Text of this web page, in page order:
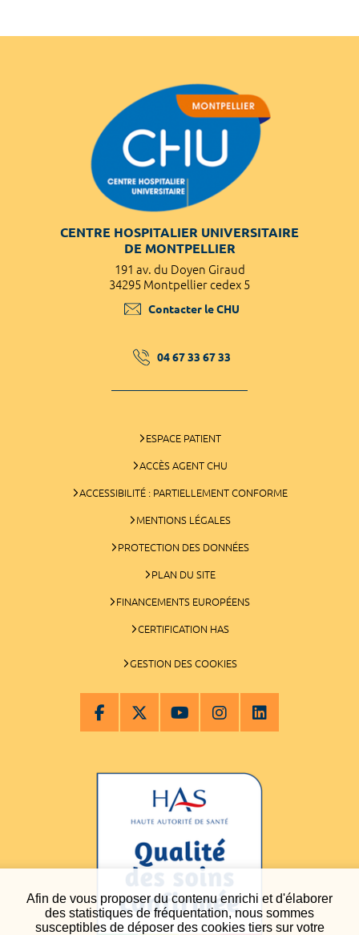
Afin de vous proposer du contenu enrichi et d'élaborer
des statistiques de fréquentation, nous sommes
susceptibles de déposer des cookies tiers sur votre
CENTRE HOSPITALIER UNIVERSITAIRE
DE MONTPELLIER
191 av. du Doyen Giraud
34295 Montpellier cedex 5
Contacter le CHU
04 67 33 67 33
ESPACE PATIENT
ACCÈS AGENT CHU
ACCESSIBILITÉ : PARTIELLEMENT CONFORME
MENTIONS LÉGALES
PROTECTION DES DONNÉES
PLAN DU SITE
FINANCEMENTS EUROPÉENS
CERTIFICATION HAS
GESTION DES COOKIES